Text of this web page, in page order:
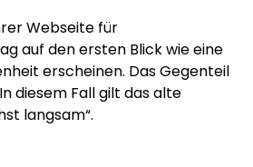
Webseite für
auf den ersten Blick wie eine
erscheinen. Das Gegenteil
diesem Fall gilt das alte
langsam“.